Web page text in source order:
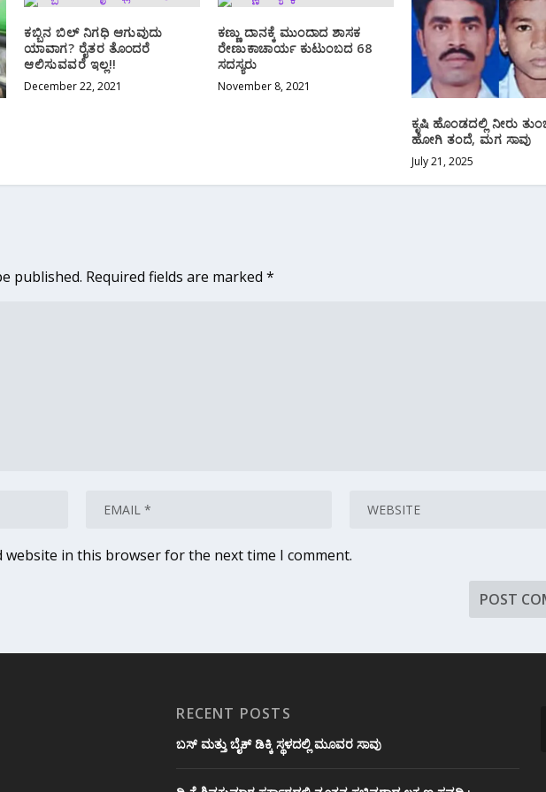
ಕಬ್ಬಿನ ಬಿಲ್ ನಿಗಧಿ ಆಗುವುದು
ಯಾವಾಗ? ರೈತರ ತೊಂದರೆ
ಆಲಿಸುವವರೆ ಇಲ್ಲ!!
December 22, 2021
ಕಣ್ಣು ದಾನಕ್ಕೆ ಮುಂದಾದ ಶಾಸಕ
ರೇಣುಕಾಚಾರ್ಯ ಕುಟುಂಬದ 68
ಸದಸ್ಯರು
November 8, 2021
ಕೃಷಿ ಹೊಂಡದಲ್ಲಿ ನೀರು
ಹೋಗಿ ತಂದೆ, ಮಗ ಸಾವು
July 21, 2025
published. Required fields are marked*
website in this browser for the next time I comment.
RECENT POSTS
ಬಸ್ ಮತ್ತು ಬೈಕ್ ಡಿಕ್ಕಿ ಸ್ಥಳದಲ್ಲಿ ಮೂವರ ಸಾವು